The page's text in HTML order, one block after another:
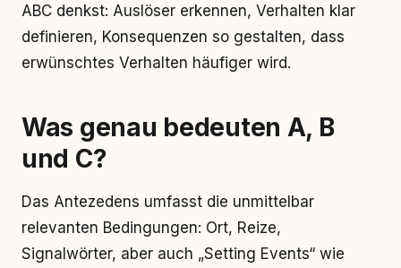
ABC denkst: Auslöser erkennen, Verhalten klar
definieren, Konsequenzen so gestalten, dass
erwünschtes Verhalten häufiger wird.
Was genau bedeuten A, B
und C?
Das Antezedens umfasst die unmittelbar
relevanten Bedingungen: Ort, Reize,
Signalwörter, aber auch „Setting Events“ wie